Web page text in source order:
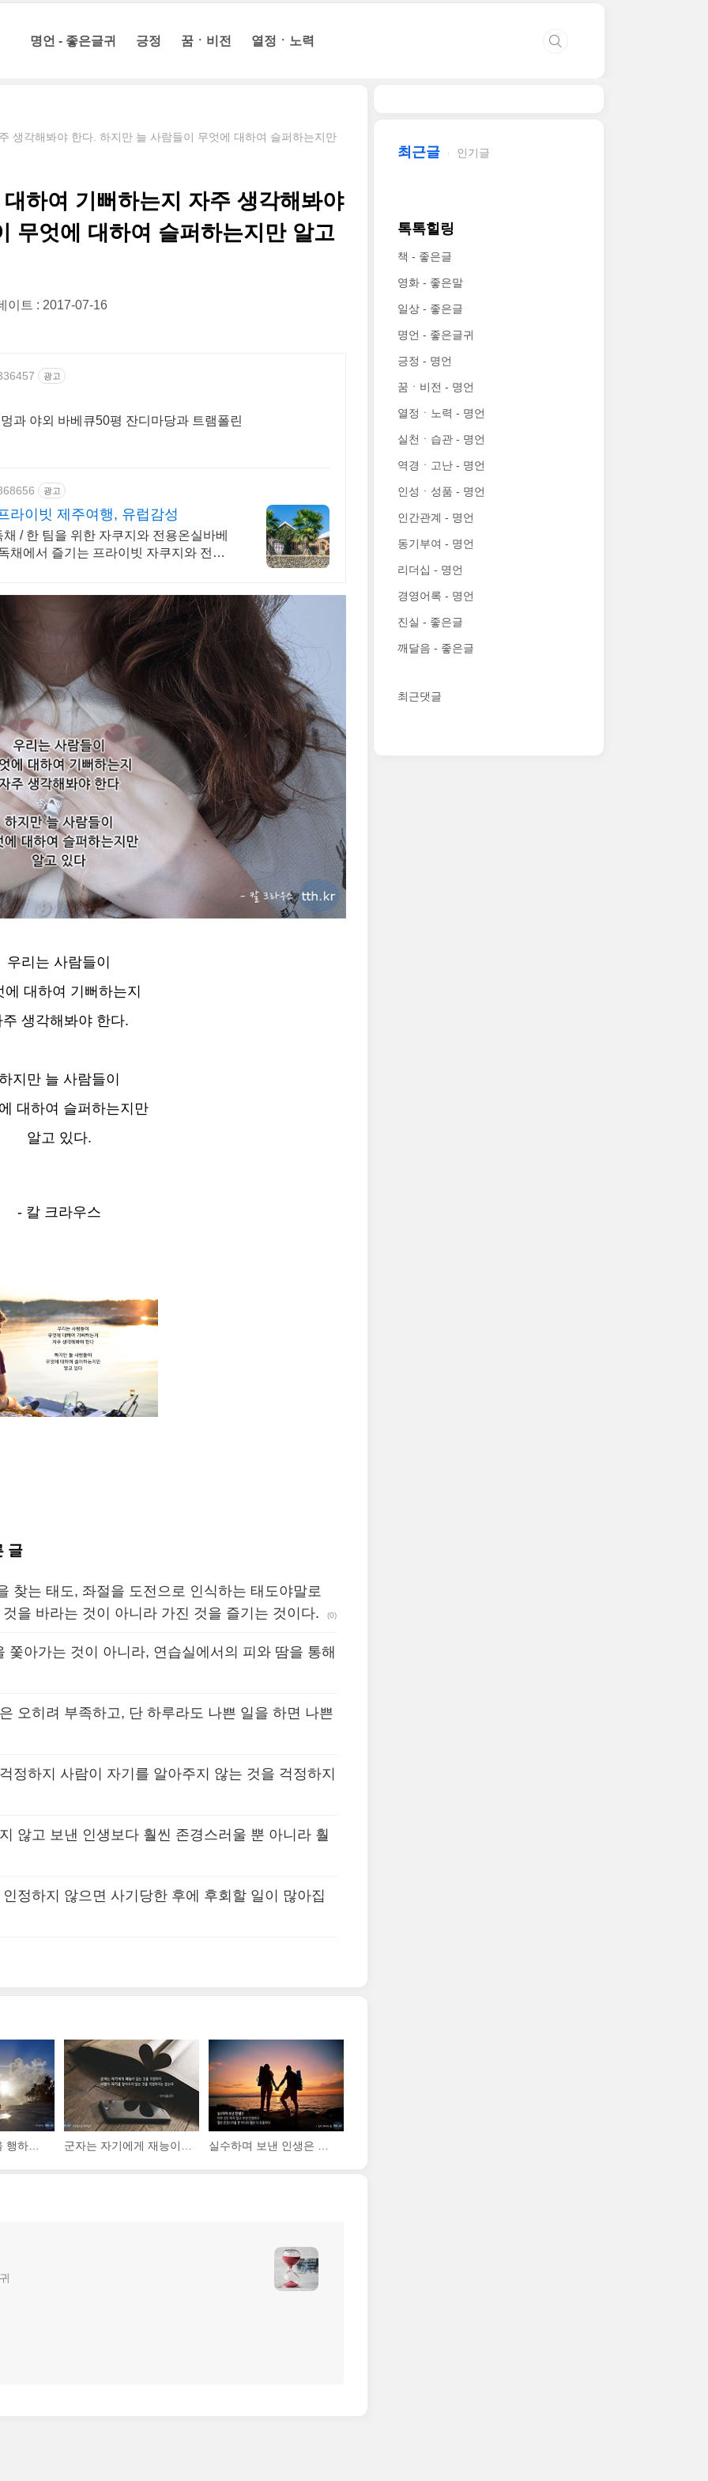
명언 - 좋은글귀 긍정 꿈ㆍ비전 열정ㆍ노력
생각해봐야 한다. 하지만 늘 사람들이 무엇에 대하여 슬퍼하는지만
하여 기뻐하는지 자주 생각해봐야
무엇에 대하여 슬퍼하는지만 알고
이트 : 2017-07-16
광고
과 야외 바베큐50평 잔디마당과 트램폴린
광고
라이빗 제주여행, 유럽감성
/ 한 팀을 위한 자쿠지와 전용온실바베
채에서 즐기는 프라이빗 자쿠지와 전용
우리는 사람들이
에 대하여 기뻐하는지
주 생각해봐야 한다.
지만 늘 사람들이
대하여 슬퍼하는지만
알고 있다.
- 칼 크라우스
글
찾는 태도, 좌절을 도전으로 인식하는 태도야말로
을 바라는 것이 아니라 가진 것을 즐기는 것이다.
(0)
쫓아가는 것이 아니라, 연습실에서의 피와 땀을 통해
오히려 부족하고, 단 하루라도 나쁜 일을 하면 나쁜
정하지 사람이 자기를 알아주지 않는 것을 걱정하지
않고 보낸 인생보다 훨씬 존경스러울 뿐 아니라 훨
정하지 않으면 사기당한 후에 후회할 일이 많아집
한평생 착한 일을 행하여도 착한 것은 오히려 부족하고, 단 하루라도 나쁜 일을 하면 나쁜 것은 스스로 남게 된다. 군자는 자기에게 재능이 없는 것을 걱정하지 사람이 자기를 알아주지 않는 것을 걱정하지는 않는다. 실수하며 보낸 인생은 아무 것도 하지 않고 보낸 인생보다 훨씬 존경스러울 뿐 아니라 훨씬 더 유용하다
최근글 인기글
톡톡힐링
책 - 좋은글
영화 - 좋은말
일상 - 좋은글
명언 - 좋은글귀
긍정 - 명언
꿈ㆍ비전 - 명언
열정ㆍ노력 - 명언
실천ㆍ습관 - 명언
역경ㆍ고난 - 명언
인성ㆍ성품 - 명언
인간관계 - 명언
동기부여 - 명언
리더십 - 명언
경영어록 - 명언
진실 - 좋은글
깨달음 - 좋은글
최근댓글